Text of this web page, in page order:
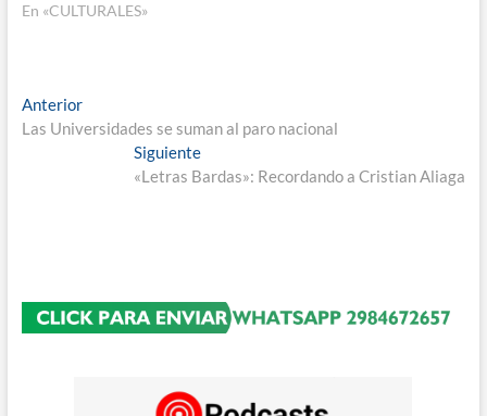
En «CULTURALES»
Navegación
de
entradas
AnteriorEntrada
anterior:
Las Universidades se suman al paro nacional
SiguienteEntrada
siguiente:
«Letras Bardas»: Recordando a Cristian Aliaga